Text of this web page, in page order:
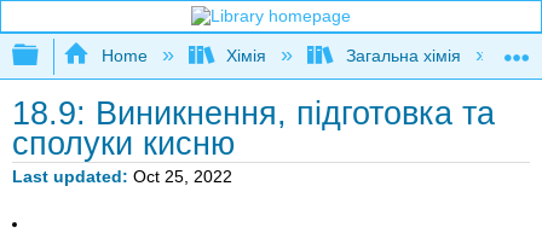
Expand/collapse global hierarchy
Home Хімія Загальна хімія
18.9: Виникнення, підготовка та
сполуки кисню
Last updated Oct 25, 2022